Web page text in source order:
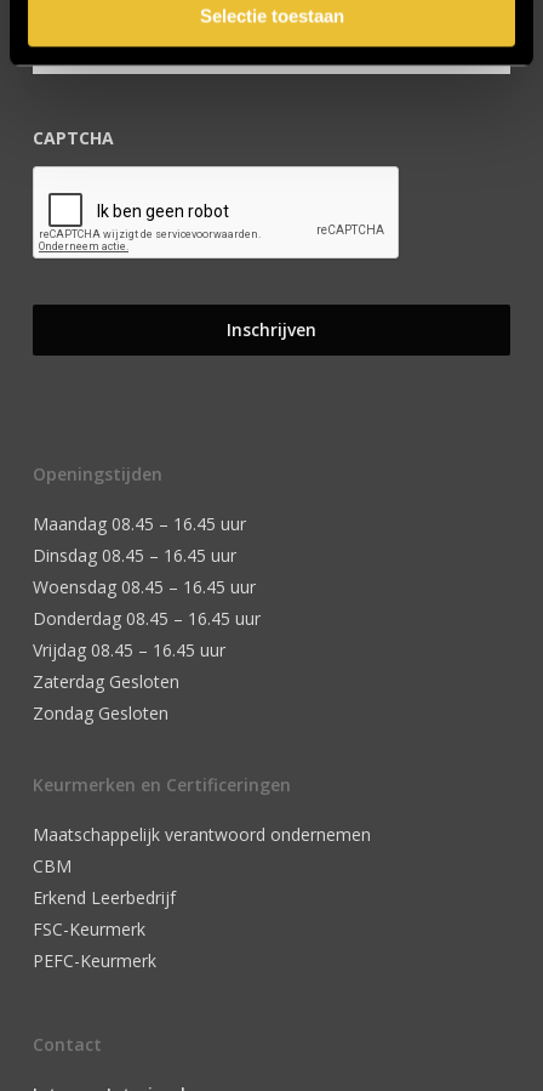
Selectie toestaan
CAPTCHA
Openingstijden
Maandag 08.45 – 16.45 uur
Dinsdag 08.45 – 16.45 uur
Woensdag 08.45 – 16.45 uur
Donderdag 08.45 – 16.45 uur
Vrijdag 08.45 – 16.45 uur
Zaterdag Gesloten
Zondag Gesloten
Keurmerken en Certificeringen
Maatschappelijk verantwoord ondernemen
CBM
Erkend Leerbedrijf
FSC-Keurmerk
PEFC-Keurmerk
Contact